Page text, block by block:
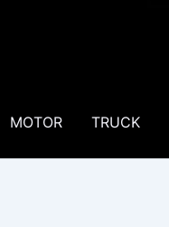
MOTOR TRUCK